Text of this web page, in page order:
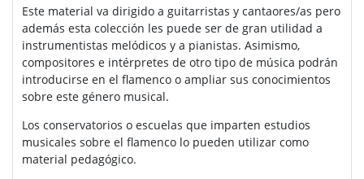
Este material va dirigido a guitarristas y cantaores/as pero
además esta colección les puede ser de gran utilidad a
instrumentistas melódicos y a pianistas. Asimismo,
compositores e intérpretes de otro tipo de música podrán
introducirse en el flamenco o ampliar sus conocimientos
sobre este género musical.
Los conservatorios o escuelas que imparten estudios
musicales sobre el flamenco lo pueden utilizar como
material pedagógico.